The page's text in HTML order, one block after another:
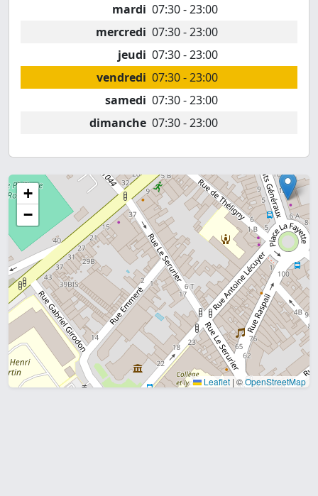
mardi 07:30 - 23:00
mercredi 07:30 - 23:00
jeudi 07:30 - 23:00
vendredi 07:30 - 23:00
samedi 07:30 - 23:00
dimanche 07:30 - 23:00
+
−
Leaflet | ©OpenStreetMap